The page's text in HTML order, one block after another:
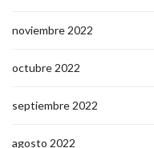
noviembre 2022
octubre 2022
septiembre 2022
agosto 2022